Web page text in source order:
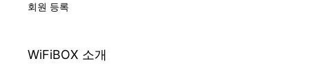
회원 등록
WiFiBOX 소개